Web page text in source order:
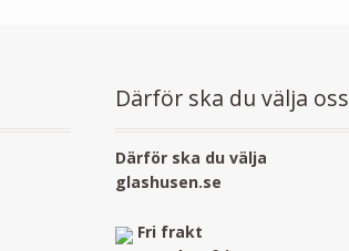
Därför ska du välja oss
Därför ska du välja
glashusen.se
Fri frakt